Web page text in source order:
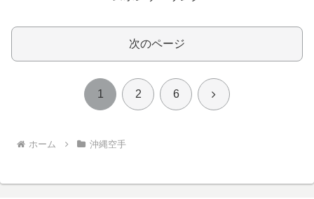
次のページ
1 2 6 次
ホーム 沖縄空手